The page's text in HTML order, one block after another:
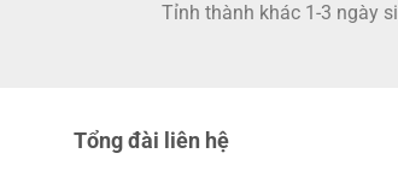
Tỉnh thành khác 1-3 ngày
Tổng đài liên hệ